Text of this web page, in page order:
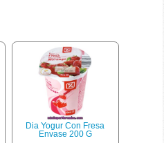
Dia Yogur Con Fresa
Envase 200 G